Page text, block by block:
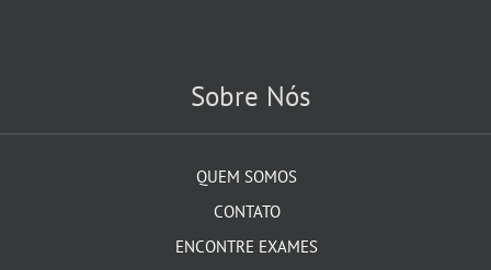
Sobre Nós
QUEM SOMOS
CONTATO
ENCONTRE EXAMES